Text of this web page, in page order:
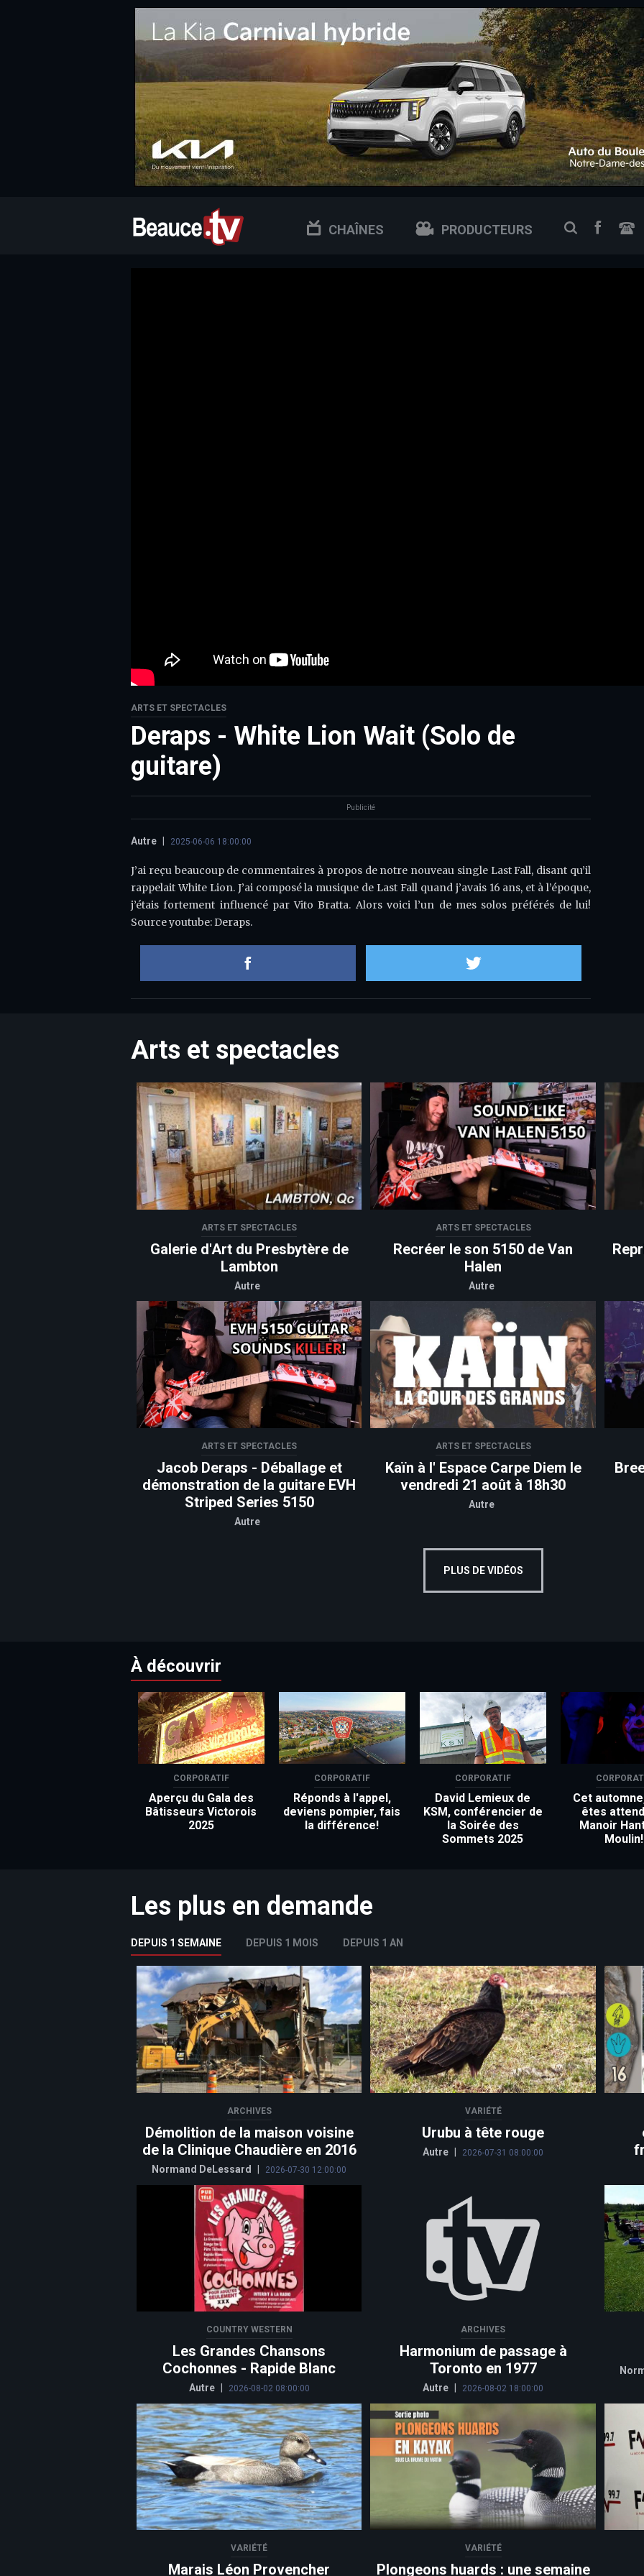
CHAÎNES PRODUCTEURS RECHERCHE
ARTS ET SPECTACLES
Deraps - White Lion Wait (Solo de
guitare)
Publicité
Autre 2025-06-06 18:00:00
J’ai reçu beaucoup de commentaires à propos de notre nouveau single Last Fall, disant qu’il
rappelait White Lion. J’ai composé la musique de Last Fall quand j’avais 16 ans, et à l’époque,
j’étais fortement influencé par Vito Bratta. Alors voici l’un de mes solos préférés de lui!
Source youtube: Deraps.
Arts et spectacles
ARTS ET SPECTACLES
Galerie d'Art du Presbytère de
Lambton
Autre
ARTS ET SPECTACLES
Recréer le son 5150 de Van
Halen
Autre
ARTS ET SPECTACLES
Jacob Deraps - Déballage et
démonstration de la guitare EVH
Striped Series 5150
Autre
ARTS ET SPECTACLES
Kaïn à l' Espace Carpe Diem le
vendredi 21 août à 18h30
Autre
PLUS DE VIDÉOS
À découvrir
CORPORATIF
Aperçu du Gala des
Bâtisseurs Victorois
2025
CORPORATIF
Réponds à l'appel,
deviens pompier, fais
la différence!
CORPORATIF
David Lemieux de
KSM, conférencier de
la Soirée des
Sommets 2025
Cet
êtes
Manoir
Moulin!
Les plus en demande
DEPUIS 1 SEMAINE DEPUIS 1 MOIS DEPUIS 1 AN
ARCHIVES
Démolition de la maison voisine
de la Clinique Chaudière en 2016
Normand DeLessard 2026-07-30 12:00:00
VARIÉTÉ
Urubu à tête rouge
Autre 2026-07-31 08:00:00
COUNTRY WESTERN
Les Grandes Chansons
Cochonnes - Rapide Blanc
Autre 2026-08-02 08:00:00
ARCHIVES
Harmonium de passage à
Toronto en 1977
Autre 2026-08-02 18:00:00
VARIÉTÉ
Marais Léon Provencher
VARIÉTÉ
Plongeons huards : une semaine